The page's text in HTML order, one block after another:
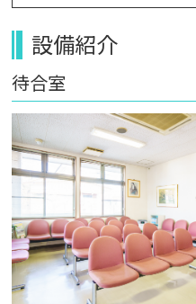
設備紹介
待合室